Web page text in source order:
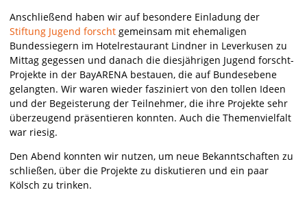
Anschließend haben wir auf besondere Einladung der
Stiftung Jugend forscht gemeinsam mit ehemaligen
Bundessiegern im Hotelrestaurant Lindner in Leverkusen zu
Mittag gegessen und danach die diesjährigen Jugend forscht-
Projekte in der BayARENA bestauen, die auf Bundesebene
gelangten. Wir waren wieder fasziniert von den tollen Ideen
und der Begeisterung der Teilnehmer, die ihre Projekte sehr
überzeugend präsentieren konnten. Auch die Themenvielfalt
war riesig.
Den Abend konnten wir nutzen, um neue Bekanntschaften zu
schließen, über die Projekte zu diskutieren und ein paar
Kölsch zu trinken.